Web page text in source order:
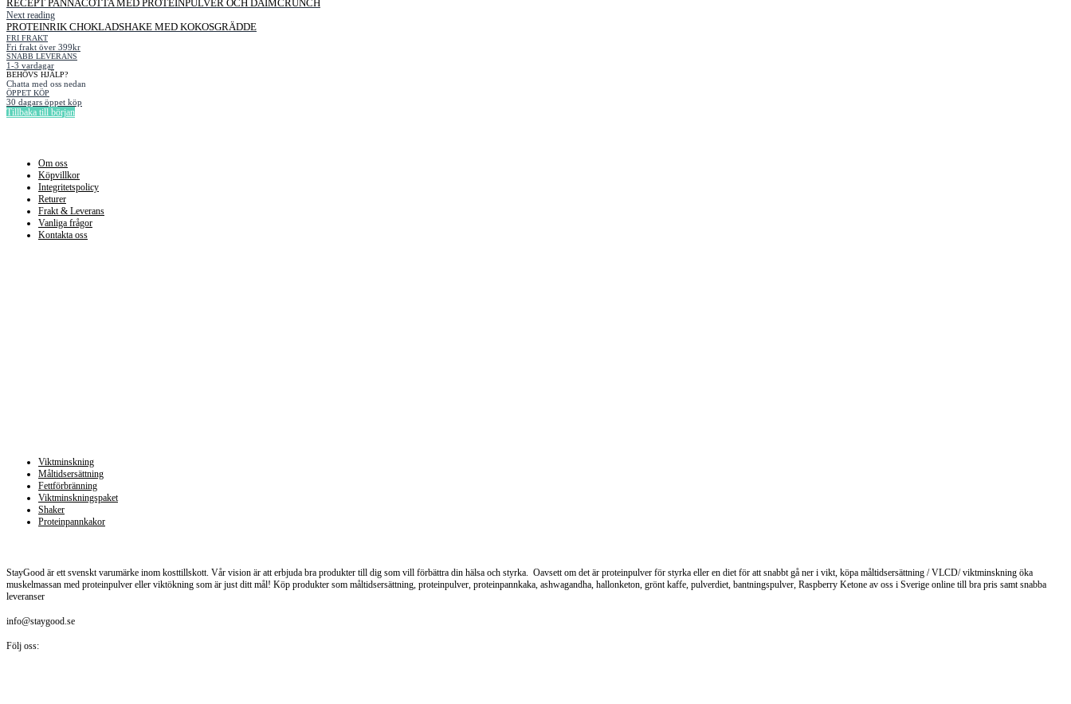
RECEPT PANNACOTTA MED PROTEINPULVER OCH DAIMCRUNCH
Next reading
PROTEINRIK CHOKLADSHAKE MED KOKOSGRÄDDE
FRI FRAKT
Fri frakt över 399kr
SNABB LEVERANS
1-3 vardagar
BEHÖVS HJÄLP?
Chatta med oss nedan
ÖPPET KÖP
30 dagars öppet köp
Tillbaka till början
Om oss
Köpvillkor
Integritetspolicy
Returer
Frakt & Leverans
Vanliga frågor
Kontakta oss
Viktminskning
Måltidsersättning
Fettförbränning
Viktminskningspaket
Shaker
Proteinpannkakor
StayGood är ett svenskt varumärke inom kosttillskott. Vår vision är att erbjuda bra produkter till dig som vill förbättra din hälsa och styrka. Oavsett om det är proteinpulver för styrka eller en diet för att snabbt gå ner i vikt, köpa måltidsersättning / VLCD/ viktminskning öka
muskelmassan med proteinpulver eller viktökning som är just ditt mål! Köp produkter som måltidsersättning, proteinpulver, proteinpannkaka, ashwagandha, hallonketon, grönt kaffe, pulverdiet, bantningspulver, Raspberry Ketone av oss i Sverige online till bra pris samt snabba
leveranser
info@staygood.se
Följ oss: